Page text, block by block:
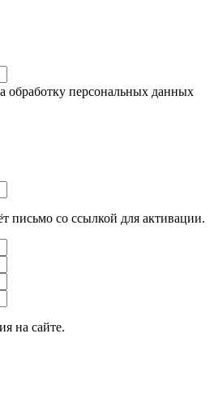
обработку персональных данных
письмо со ссылкой для активации.
на сайте.